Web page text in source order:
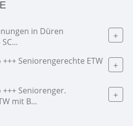
in Düren
+
+++ Seniorengerechte ETW
+
+++ Seniorenger.
mit B...
+